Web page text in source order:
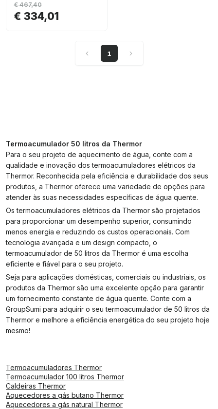
€ 334,01
€ 467,40
1
Termoacumulador 50 litros da Thermor
Para o seu projeto de aquecimento de água, conte com a
qualidade e inovação dos termoacumuladores elétricos da
Thermor. Reconhecida pela eficiência e durabilidade dos seus
produtos, a Thermor oferece uma variedade de opções para
atender às suas necessidades específicas de água quente.
Os termoacumuladores elétricos da Thermor são projetados
para proporcionar um desempenho superior, consumindo
menos energia e reduzindo os custos operacionais. Com
tecnologia avançada e um design compacto, o
termoacumulador de 50 litros da Thermor é uma escolha
eficiente e fiável para o seu projeto.
Seja para aplicações domésticas, comerciais ou industriais, os
produtos da Thermor são uma excelente opção para garantir
um fornecimento constante de água quente. Conte com a
GroupSumi para adquirir o seu termoacumulador de 50 litros da
Thermor e melhore a eficiência energética do seu projeto hoje
mesmo!
Termoacumuladores Thermor
Termoacumulador 100 litros Thermor
Caldeiras Thermor
Aquecedores a gás butano Thermor
Aquecedores a gás natural Thermor